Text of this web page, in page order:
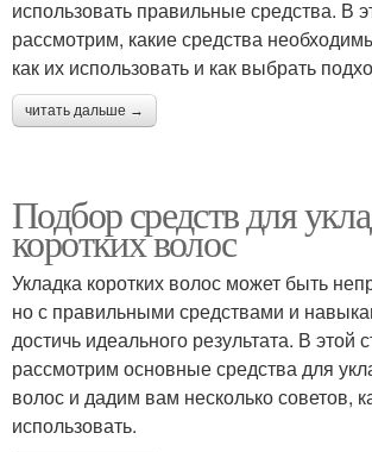
использовать правильные средства. В
рассмотрим, какие средства
как их использовать и как выбрать
читать дальше →
Подбор средств для
коротких волос
Укладка коротких волос может быть
но с правильными средствами и
достичь идеального результата. В этой
рассмотрим основные средства для
волос и дадим вам несколько советов,
использовать.